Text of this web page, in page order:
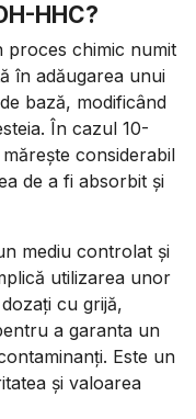
HHC?
proces chimic numit
în adăugarea unui
bază, modificând
În cazul 10-
considerabil
de a fi absorbit și
mediu controlat și
utilizarea unor
cu grijă,
a garanta un
Este un
și valoarea